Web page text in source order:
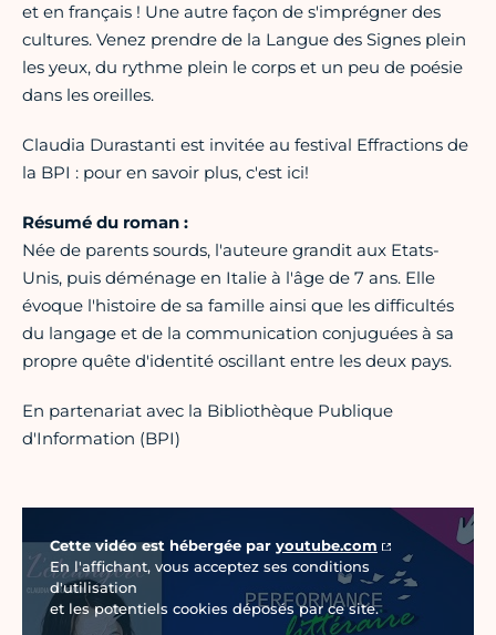
et en français ! Une autre façon de s'imprégner des
cultures. Venez prendre de la Langue des Signes plein
les yeux, du rythme plein le corps et un peu de poésie
dans les oreilles.
Claudia Durastanti est invitée au festival Effractions de
la BPI : pour en savoir plus, c'est ici!
Résumé du roman :
Née de parents sourds, l'auteure grandit aux Etats-
Unis, puis déménage en Italie à l'âge de 7 ans. Elle
évoque l'histoire de sa famille ainsi que les difficultés
du langage et de la communication conjuguées à sa
propre quête d'identité oscillant entre les deux pays.
En partenariat avec la Bibliothèque Publique
d'Information (BPI)
Cette vidéo est hébergée par youtube.com
En l'affichant, vous acceptez ses conditions
d'utilisation
et les potentiels cookies déposés par ce site.